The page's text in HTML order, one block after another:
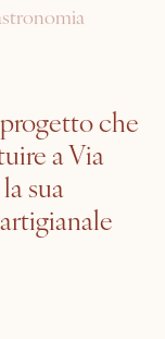
che
a Via
sua